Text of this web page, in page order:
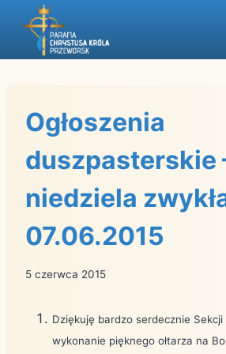
Przejdź
Ogłoszenia
duszpasterskie
niedziela
07.06.2015
5 czerwca 2015
Dziękuję bardzo serdecznie
wykonanie pięknego ołtarza na